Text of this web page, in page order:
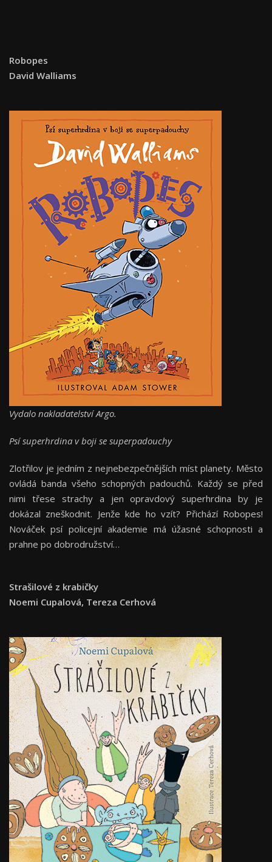
Robopes
David Walliams
Vydalo nakladatelství Argo.
Psí superhrdina v boji se superpadouchy
Zlotřilov je jedním z nejnebezpečnějších míst planety. Město
ovládá banda všeho schopných padouchů. Každý se před
nimi třese strachy a jen opravdový superhrdina by je
dokázal zneškodnit. Jenže kde ho vzít? Přichází Robopes!
Nováček psí policejní akademie má úžasné schopnosti a
prahne po dobrodružství…
Strašilové z krabičky
Noemi Cupalová, Tereza Cerhová